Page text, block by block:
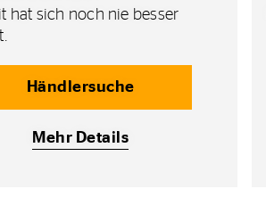
hat sich noch nie besser
Händlersuche
Mehr Details